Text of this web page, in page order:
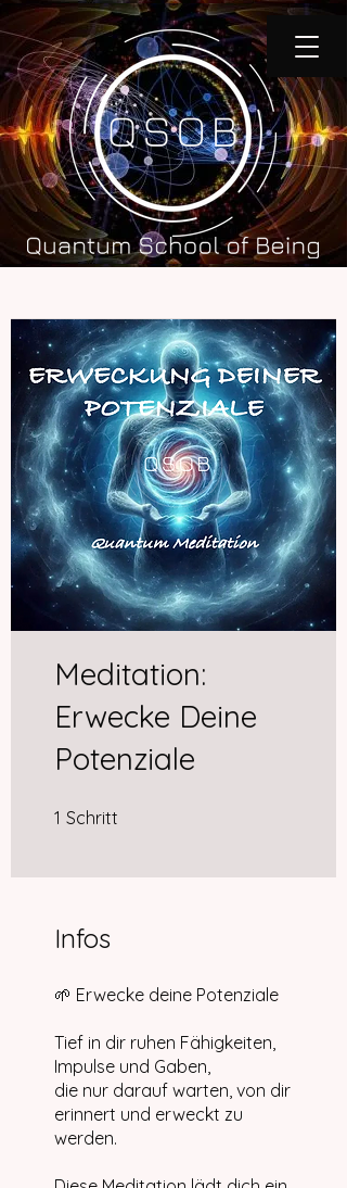
Meditation:
Erwecke Deine
Potenziale
1 Schritt
Infos
🌱 Erwecke deine Potenziale
Tief in dir ruhen Fähigkeiten,
Impulse und Gaben,
die nur darauf warten, von dir
erinnert und erweckt zu
werden.